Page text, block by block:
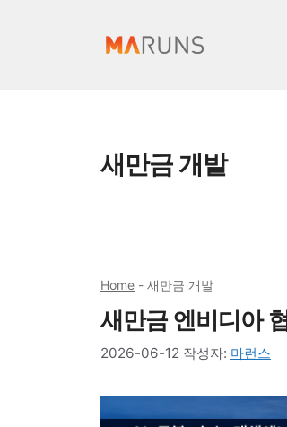
새만금 개발
Home - 새만금 개발
새만금 엔비디아
2026-06-12 작성자: 마런스